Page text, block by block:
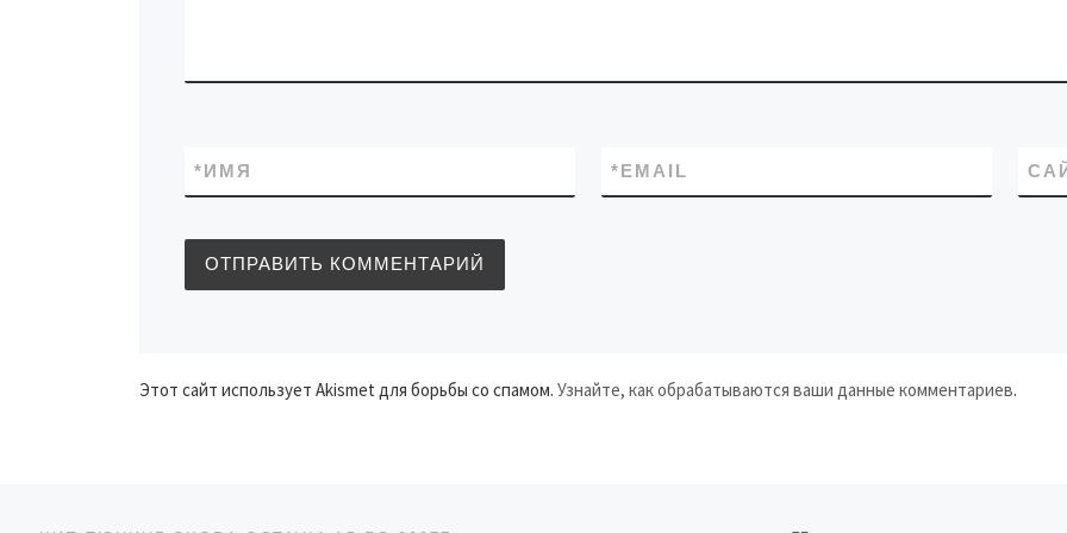
ИМЯ
* EMAIL
*
Этот сайт использует Akismet для борьбы со спамом. Узнайте, как обрабатываются ваши данные комментариев.